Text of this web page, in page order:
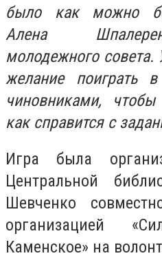
было как можно
Алена
молодежного совета.
желание поиграть
чиновниками,
как справится с
Игра была
Центральной
Шевченко
организацией
Каменское» на